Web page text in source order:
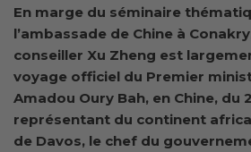
En marge du séminaire
l’ambassade de Chine à
conseiller Xu Zheng est
voyage officiel du Premier
Amadou Oury Bah, en Chine, du
représentant du continent
de Davos, le chef du